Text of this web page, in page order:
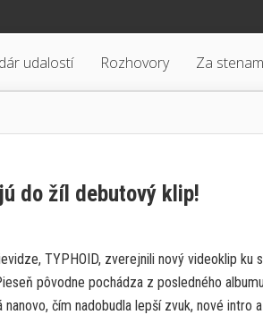
udalostí Rozhovory Za
do žíl debutový klip!
TYPHOID, zverejnili nový videoklip ku
pôvodne pochádza z posledného
nanovo, čím nadobudla lepší zvuk, nové intro